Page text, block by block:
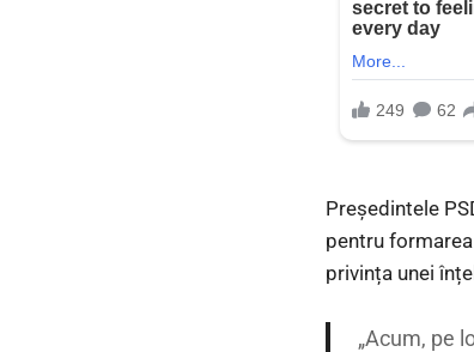
Președintele
pentru
privința unei
„Acum, pe